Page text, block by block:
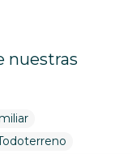
nuestras